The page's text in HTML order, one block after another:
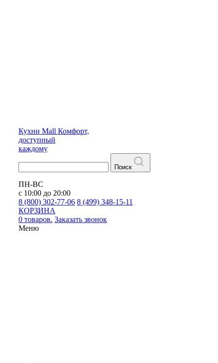
Кухни Mall Комфорт,
доступный
каждому
Поиск
ПН-ВС
с 10:00 до 20:00
8 (800) 302-77-06 8 (499) 348-15-11
КОРЗИНА
0 товаров. Заказать звонок
Меню